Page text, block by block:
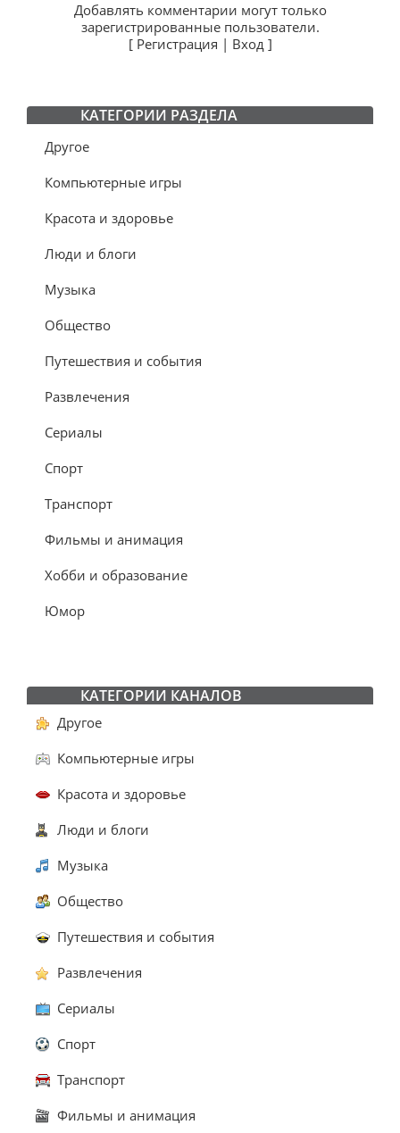
Добавлять комментарии могут только
зарегистрированные пользователи.
[ Регистрация | Вход]
КАТЕГОРИИ РАЗДЕЛА
Другое
Компьютерные игры
Красота и здоровье
Люди и блоги
Музыка
Общество
Путешествия и события
Развлечения
Сериалы
Спорт
Транспорт
Фильмы и анимация
Хобби и образование
Юмор
КАТЕГОРИИ КАНАЛОВ
Другое
Компьютерные игры
Красота и здоровье
Люди и блоги
Музыка
Общество
Путешествия и события
Развлечения
Сериалы
Спорт
Транспорт
Фильмы и анимация